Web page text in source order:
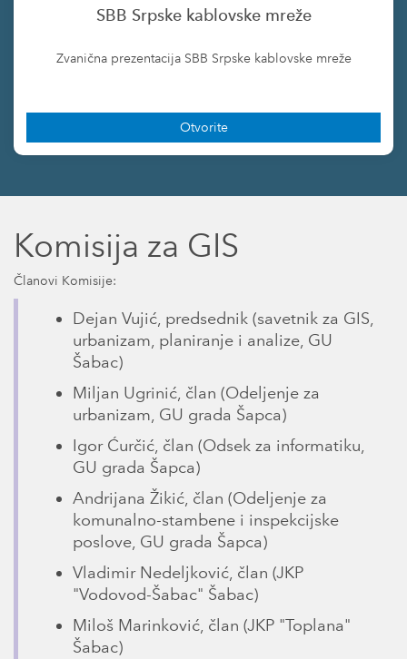
SBB Srpske kablovske mreže
Zvanična prezentacija SBB Srpske kablovske mreže
Otvorite
Komisija za GIS
Članovi Komisije:
Dejan Vujić, predsednik (savetnik za GIS,
urbanizam, planiranje i analize, GU
Šabac)
Miljan Ugrinić, član (Odeljenje za
urbanizam, GU grada Šapca)
Igor Ćurčić, član (Odsek za informatiku,
GU grada Šapca)
Andrijana Žikić, član (Odeljenje za
komunalno-stambene i inspekcijske
poslove, GU grada Šapca)
Vladimir Nedeljković, član (JKP
"Vodovod-Šabac" Šabac)
Miloš Marinković, član (JKP "Toplana"
Šabac)